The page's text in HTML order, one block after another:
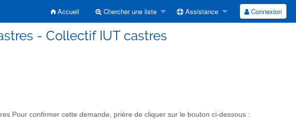
Accueil Chercher une liste Assistance Connexion
- Collectif IUT castres
Pour confirmer cette demande, prière de cliquer sur le bouton ci-dessous :